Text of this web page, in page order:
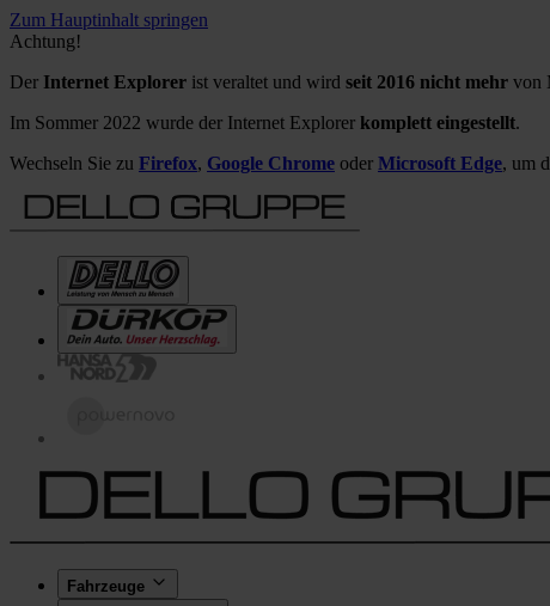
Zum Hauptinhalt springen
Achtung!
Der Internet Explorer ist veraltet und wird seit 2016 nicht mehr von
Im Sommer 2022 wurde der Internet Explorer komplett eingestellt.
Wechseln Sie zu Firefox, Google Chrome oder Microsoft Edge, um
Fahrzeuge